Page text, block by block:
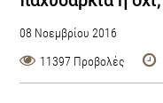
08 Νοεμβρίου 2016
11397 Προβολές